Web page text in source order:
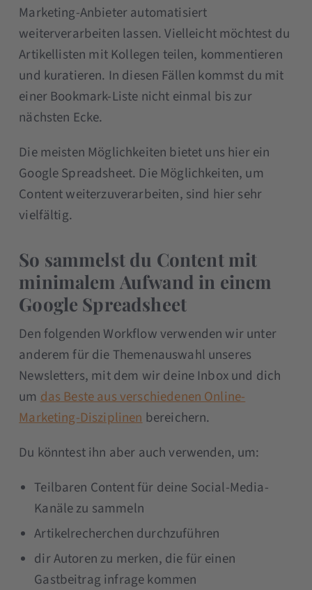
Marketing-Anbieter automatisiert
weiterverarbeiten lassen. Vielleicht möchtest du
Artikellisten mit Kollegen teilen, kommentieren
und kuratieren. In diesen Fällen kommst du mit
einer Bookmark-Liste nicht einmal bis zur
nächsten Ecke.
Die meisten Möglichkeiten bietet uns hier ein
Google Spreadsheet. Die Möglichkeiten, um
Content weiterzuverarbeiten, sind hier sehr
vielfältig.
So sammelst du Content mit
minimalem Aufwand in einem
Google Spreadsheet
Den folgenden Workflow verwenden wir unter
anderem für die Themenauswahl unseres
Newsletters, mit dem wir deine Inbox und dich
um das Beste aus verschiedenen Online-
Marketing-Disziplinenbereichern.
Du könntest ihn aber auch verwenden, um:
Teilbaren Content für deine Social-Media-
Kanäle zu sammeln
Artikelrecherchen durchzuführen
dir Autoren zu merken, die für einen
Gastbeitrag infrage kommen